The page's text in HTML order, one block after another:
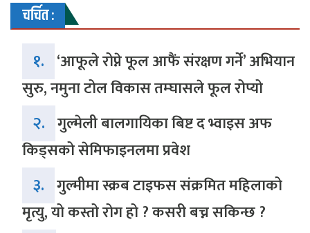
चर्चित :
१. ‘आफूले रोप्ने फूल आफैं संरक्षण गर्ने’ अभियान
सुरु, नमुना टोल विकास तम्घासले फूल रोप्यो
२. गुल्मेली बालगायिका बिष्ट द भ्वाइस अफ
किड्सको सेमिफाइनलमा प्रवेश
३. गुल्मीमा स्क्रब टाइफस संक्रमित महिलाको
मृत्यु, यो कस्तो रोग हो ? कसरी बच्न सकिन्छ ?